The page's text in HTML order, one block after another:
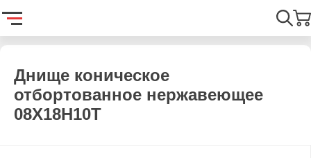
Найти
Главная
Днище коническое
отбортованное нержавеющее
08Х18Н10Т